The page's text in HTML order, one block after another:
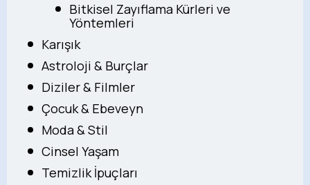
Bitkisel Zayıflama Kürleri ve
Yöntemleri
Karışık
Astroloji & Burçlar
Diziler & Filmler
Çocuk & Ebeveyn
Moda & Stil
Cinsel Yaşam
Temizlik İpuçları